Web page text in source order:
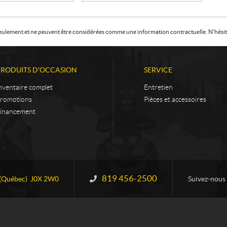
et ne peuvent être considérées comme une information contractuelle.
D'OCCASION
complet
SERVICE
Entretien
Pièces et accessoires
J0X 2W0 Information :
819 456-2500 Suivez-nous